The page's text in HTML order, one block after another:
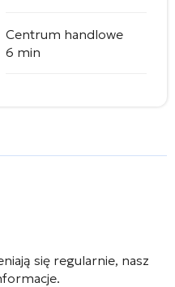
Centrum handlowe
6 min
się regularnie, nasz